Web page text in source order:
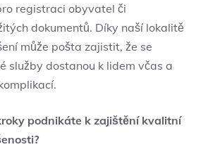
registraci obyvatel či
dokumentů. Díky naší lokalitě
může pošta zajistit, že se
služby dostanou k lidem včas a
podnikáte k zajištění kvalitní